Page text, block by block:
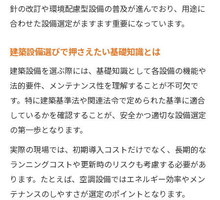
針の改訂や環境配慮型設備の普及が進んでおり、用途に
合わせた設備選定がますます重要になっています。
建築設備選びで押さえたい基礎知識とは
建築設備を選ぶ際には、基礎知識として各設備の機能や
法的要件、メンテナンス性を理解することが不可欠で
す。特に建築基準法や関連法令で定められた基準に適合
しているかを確認することが、安全かつ適切な設備選定
の第一歩となります。
実際の現場では、初期導入コストだけでなく、長期的な
ランニングコストや更新時のリスクも考慮する必要があ
ります。たとえば、空調設備ではエネルギー効率やメン
テナンスのしやすさが選定のポイントとなります。